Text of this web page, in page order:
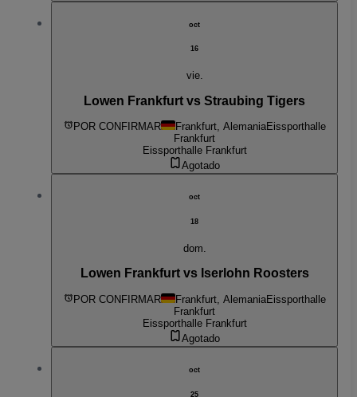
oct
16
vie.
Lowen Frankfurt vs Straubing Tigers
POR CONFIRMAR Frankfurt, AlemaniaEissporthalle
Frankfurt
Eissporthalle Frankfurt
Agotado
oct
18
dom.
Lowen Frankfurt vs Iserlohn Roosters
POR CONFIRMAR Frankfurt, AlemaniaEissporthalle
Frankfurt
Eissporthalle Frankfurt
Agotado
oct
25